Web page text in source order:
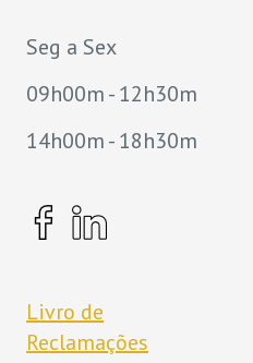
Seg a Sex
09h00m - 12h30m
14h00m - 18h30m
Livro de
Reclamações